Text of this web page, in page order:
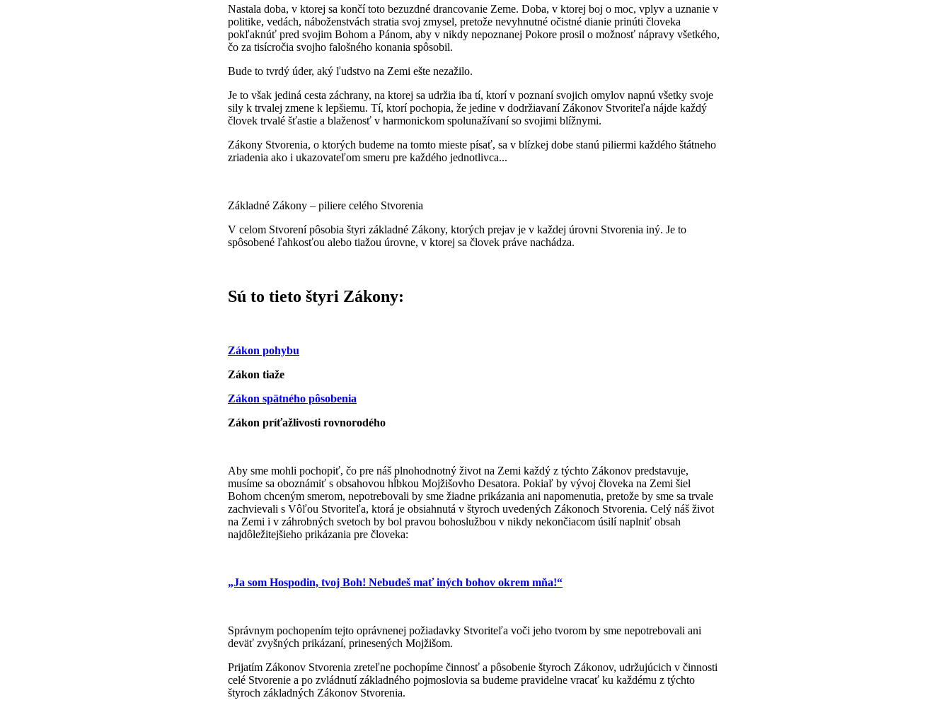
Nastala doba, v ktorej sa končí toto bezuzdné drancovanie Zeme. Doba, v ktorej boj o moc, vplyv a uznanie v
politike, vedách, náboženstvách stratia svoj zmysel, pretože nevyhnutné očistné dianie prinúti človeka
pokľaknúť pred svojim Bohom a Pánom, aby v nikdy nepoznanej Pokore prosil o možnosť nápravy všetkého,
čo za tisícročia svojho falošného konania spôsobil.
Bude to tvrdý úder, aký ľudstvo na Zemi ešte nezažilo.
Je to však jediná cesta záchrany, na ktorej sa udržia iba tí, ktorí v poznaní svojich omylov napnú všetky svoje
sily k trvalej zmene k lepšiemu. Tí, ktorí pochopia, že jedine v dodržiavaní Zákonov Stvoriteľa nájde každý
človek trvalé šťastie a blaženosť v harmonickom spolunažívaní so svojimi blížnymi.
Zákony Stvorenia, o ktorých budeme na tomto mieste písať, sa v blízkej dobe stanú piliermi každého štátneho
zriadenia ako i ukazovateľom smeru pre každého jednotlivca...
Základné Zákony – piliere celého Stvorenia
V celom Stvorení pôsobia štyri základné Zákony, ktorých prejav je v každej úrovni Stvorenia iný. Je to
spôsobené ľahkosťou alebo tiažou úrovne, v ktorej sa človek práve nachádza.
Sú to tieto štyri Zákony:
Zákon pohybu
Zákon tiaže
Zákon spätného pôsobenia
Zákon príťažlivosti rovnorodého
Aby sme mohli pochopiť, čo pre náš plnohodnotný život na Zemi každý z týchto Zákonov predstavuje,
musíme sa oboznámiť s obsahovou hĺbkou Mojžišovho Desatora. Pokiaľ by vývoj človeka na Zemi šiel
Bohom chceným smerom, nepotrebovali by sme žiadne prikázania ani napomenutia, pretože by sme sa trvale
zachvievali s Vôľou Stvoriteľa, ktorá je obsiahnutá v štyroch uvedených Zákonoch Stvorenia. Celý náš život
na Zemi i v záhrobných svetoch by bol pravou bohoslužbou v nikdy nekončiacom úsilí naplniť obsah
najdôležitejšieho prikázania pre človeka:
„Ja som Hospodin, tvoj Boh! Nebudeš mať iných bohov okrem mňa!“
Správnym pochopením tejto oprávnenej požiadavky Stvoriteľa voči jeho tvorom by sme nepotrebovali ani
deväť zvyšných prikázaní, prinesených Mojžišom.
Prijatím Zákonov Stvorenia zreteľne pochopíme činnosť a pôsobenie štyroch Zákonov, udržujúcich v činnosti
celé Stvorenie a po zvládnutí základného pojmoslovia sa budeme pravidelne vracať ku každému z týchto
štyroch základných Zákonov Stvorenia.